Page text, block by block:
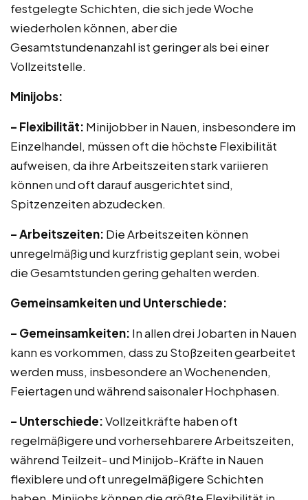
festgelegte Schichten, die sich jede Woche
wiederholen können, aber die
Gesamtstundenanzahl ist geringer als bei einer
Vollzeitstelle.
Minijobs:
– Flexibilität: Minijobber in Nauen, insbesondere im
Einzelhandel, müssen oft die höchste Flexibilität
aufweisen, da ihre Arbeitszeiten stark variieren
können und oft darauf ausgerichtet sind,
Spitzenzeiten abzudecken.
– Arbeitszeiten: Die Arbeitszeiten können
unregelmäßig und kurzfristig geplant sein, wobei
die Gesamtstunden gering gehalten werden.
Gemeinsamkeiten und Unterschiede:
– Gemeinsamkeiten: In allen drei Jobarten in Nauen
kann es vorkommen, dass zu Stoßzeiten gearbeitet
werden muss, insbesondere an Wochenenden,
Feiertagen und während saisonaler Hochphasen.
– Unterschiede:Vollzeitkräfte haben oft
regelmäßigere und vorhersehbarere Arbeitszeiten,
während Teilzeit- und Minijob-Kräfte in Nauen
flexiblere und oft unregelmäßigere Schichten